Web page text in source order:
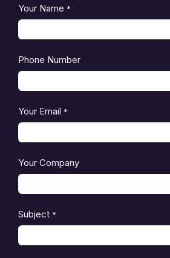
Your Name *
Phone Number
Your Email *
Your Company
Subject *